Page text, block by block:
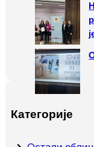
Категорије